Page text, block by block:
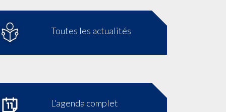
Toutes les actualités
L'agenda complet